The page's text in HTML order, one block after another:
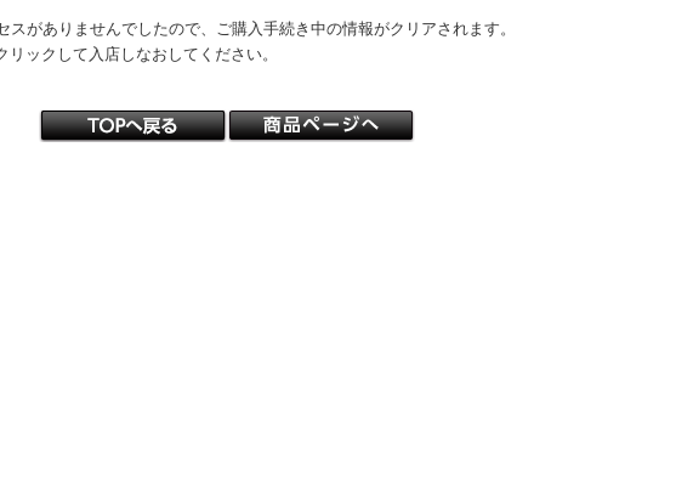
がありませんでしたので、ご購入手続き中の情報がクリアされます。
ックして入店しなおしてください。